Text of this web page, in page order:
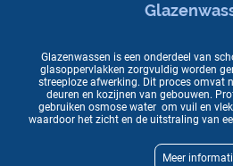
Glazenwassen is een onderdeel van
glasoppervlakken zorgvuldig worden
streeploze afwerking. Dit proces omvat
deuren en kozijnen van gebouwen.
gebruiken osmose water om vuil en
waardoor het zicht en de uitstraling van
Meer